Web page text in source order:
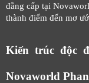
đẳng cấp tại
thành điểm đến mơ
Kiến trúc độc
Novaworld